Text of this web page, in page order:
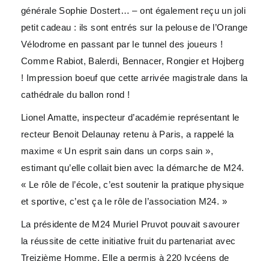
générale Sophie Dostert… – ont également reçu un joli
petit cadeau : ils sont entrés sur la pelouse de l’Orange
Vélodrome en passant par le tunnel des joueurs !
Comme Rabiot, Balerdi, Bennacer, Rongier et Hojberg
! Impression boeuf que cette arrivée magistrale dans la
cathédrale du ballon rond !
Lionel Amatte, inspecteur d’académie représentant le
recteur Benoit Delaunay retenu à Paris, a rappelé la
maxime « Un esprit sain dans un corps sain »,
estimant qu’elle collait bien avec la démarche de M24.
« Le rôle de l’école, c’est soutenir la pratique physique
et sportive, c’est ça le rôle de l’association M24. »
La présidente de M24 Muriel Pruvot pouvait savourer
la réussite de cette initiative fruit du partenariat avec
Treizième Homme. Elle a permis à 220 lycéens de